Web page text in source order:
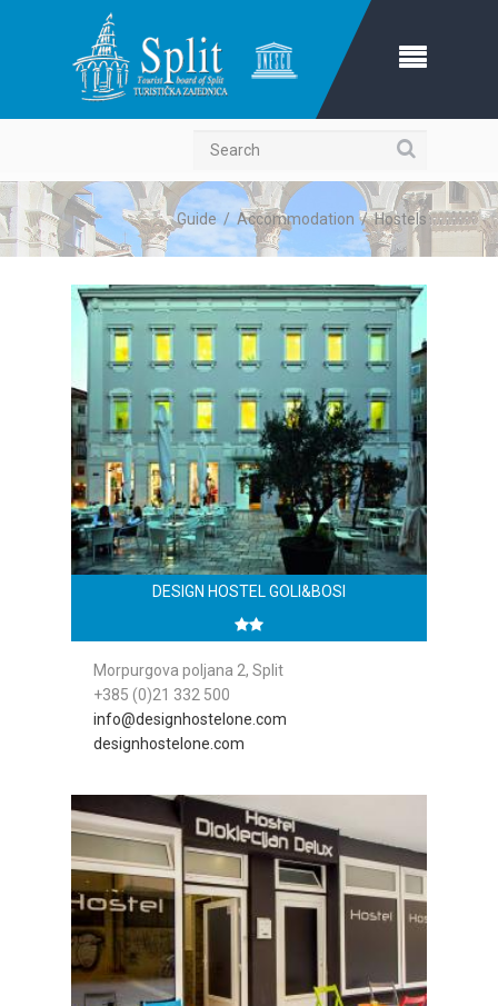
Search
Guide /Accommodation /Hostels
DESIGN HOSTEL GOLI&BOSI
Morpurgova poljana 2, Split
+385 (0)21 332 500
info@designhostelone.com
designhostelone.com